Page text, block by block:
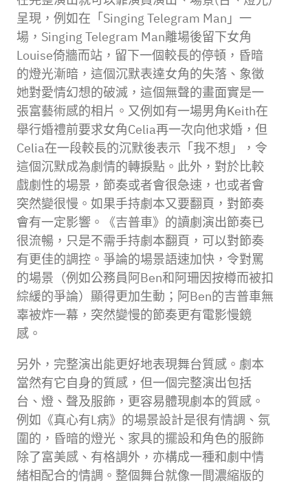
呈現，例如在「Singing Telegram Man」一
場，Singing Telegram Man離場後留下女角
Louise倚牆而站，留下一個較長的停頓，昏暗
的燈光漸暗，這個沉默表達女角的失落、象徵
她對愛情幻想的破滅，這個無聲的畫面實是一
張富藝術感的相片。又例如有一場男角Keith在
舉行婚禮前要求女角Celia再一次向他求婚，但
Celia在一段較長的沉默後表示「我不想」，令
這個沉默成為劇情的轉捩點。此外，對於比較
戲劇性的場景，節奏或者會很急速，也或者會
突然變很慢。如果手持劇本又要翻頁，對節奏
會有一定影響。《吉普車》的讀劇演出節奏已
很流暢，只是不需手持劇本翻頁，可以對節奏
有更佳的調控。爭論的場景語速加快，令對罵
的場景（例如公務員阿Ben和阿珊因按樽而被扣
綜緩的爭論）顯得更加生動；阿Ben的吉普車無
辜被炸一幕，突然變慢的節奏更有電影慢鏡
感。
另外，完整演出能更好地表現舞台質感。劇本
當然有它自身的質感，但一個完整演出包括
台、燈、聲及服飾，更容易體現劇本的質感。
例如《真心有L病》的場景設計是很有情調、氛
圍的，昏暗的燈光、家具的擺設和角色的服飾
除了富美感、有格調外，亦構成一種和劇中情
緒相配合的情調。整個舞台就像一間濃縮版的